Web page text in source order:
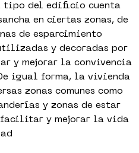
tipo del edificio cuenta
en ciertas zonas, de
de esparcimiento
y decoradas por
y mejorar la convivencia
igual forma, la vivienda
zonas comunes como
y zonas de estar
facilitar y mejorar la vida